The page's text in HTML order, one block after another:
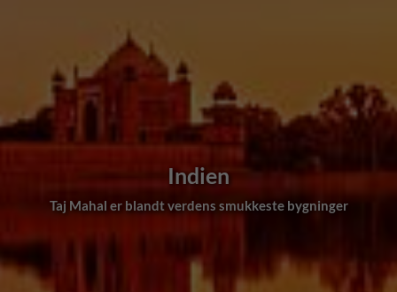
Indien
Taj Mahal er blandt verdens smukkeste bygninger